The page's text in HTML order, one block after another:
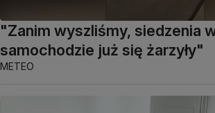
"Zanim wyszliśmy, siedzenia
samochodzie już się żarzyły"
METEO